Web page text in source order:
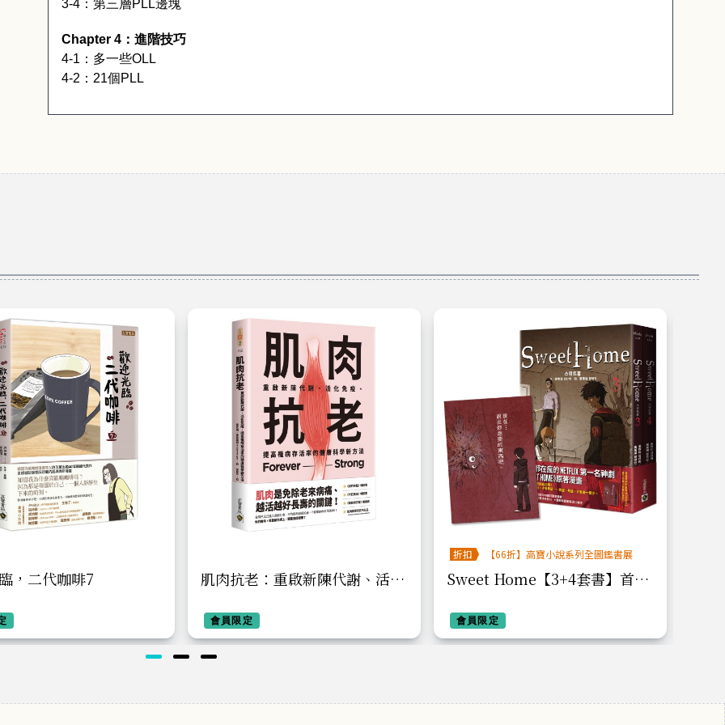
3-4：第三層PLL邊塊
Chapter 4：進階技巧
4-1 ：多一些OLL
4-2 ： 21個PLL
，二代咖啡7
肌肉抗老：重啟新陳代謝、活化
學新方法
會員限定
折扣 【66折】高寶小說系列全圖鑑書展
Sweet Home【3+4套書】首刷
軍韓劇同名原著漫畫
會員限定